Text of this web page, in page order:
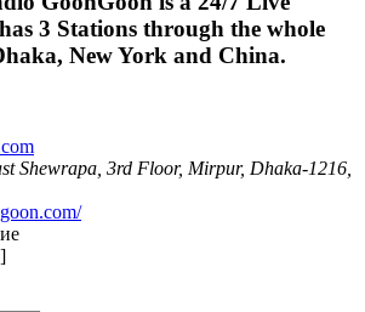
3 Stations through the whole
New York and China.
Shewrapa, 3rd Floor, Mirpur, Dhaka-1216,
]